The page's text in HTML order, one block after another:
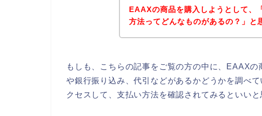
EAAXの商品を購入しようとして、
方法ってどんなものがあるの？」と
もしも、こちらの記事をご覧の方の中に、EAAX
や銀行振り込み、代引などがあるかどうかを調べ
クセスして、支払い方法を確認されてみるといいと